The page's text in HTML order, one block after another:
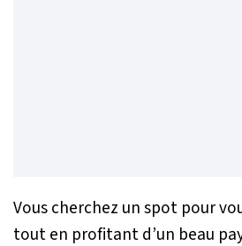
Vous cherchez un spot pour
tout en profitant d’un beau